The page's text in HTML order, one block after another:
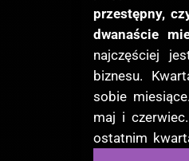
przestępny,
dwanaście
najczęściej
biznesu.
sobie
maj i
ostatnim